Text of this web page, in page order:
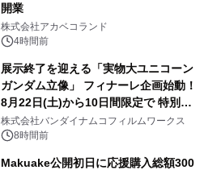
開業
株式会社アカベコランド
4時間前
展示終了を迎える「実物大ユニコーン
ガンダム立像」 フィナーレ企画始動！
8月22日(土)から10日間限定で 特別映
像『UNICORN GUNDAM Statue ―
BEYOND POSSIBILITY ―』を上映！
株式会社バンダイナムコフィルムワークス
8時間前
Makuake公開初日に応援購入総額300